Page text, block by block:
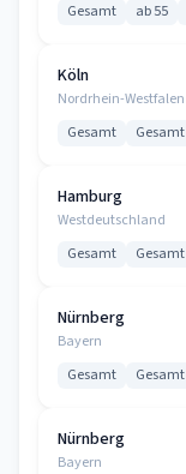
Gesamt ab 55
Köln
Nordrhein-Westfalen
Gesamt Gesamt
Hamburg
Westdeutschland
Gesamt Gesamt
Nürnberg
Bayern
Gesamt Gesamt
Nürnberg
Bayern